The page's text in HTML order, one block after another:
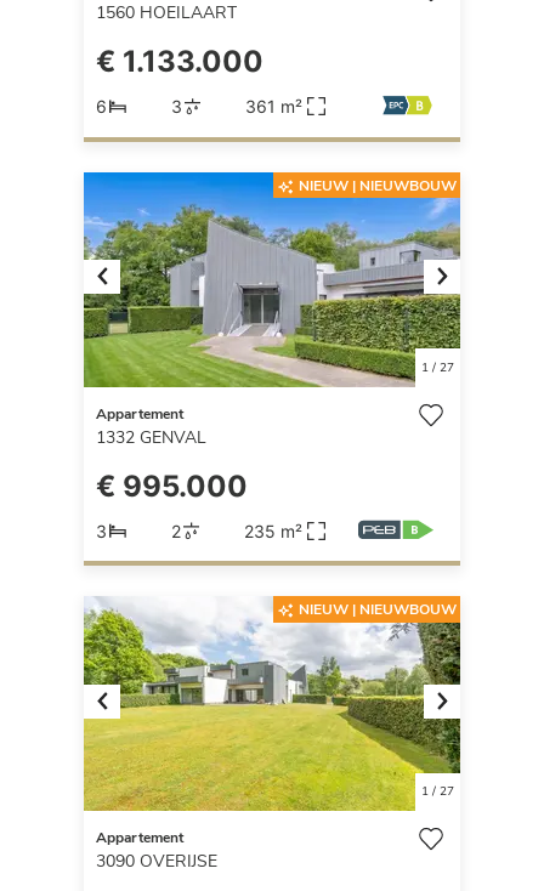
1560 HOEILAART
€ 1.133.000
6 3 361 m²
Previous Next
1/ 27
NIEUW | NIEUWBOUW
Appartement
1332 GENVAL
€ 995.000
3 2 235 m²
Previous Next
1/ 27
NIEUW | NIEUWBOUW
Appartement
3090 OVERIJSE